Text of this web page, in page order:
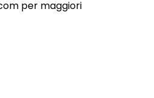
per maggiori